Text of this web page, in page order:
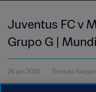
Juventus FC v
Grupo G |
2025™ |
26 jun 2025 2minuto